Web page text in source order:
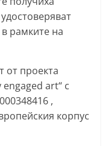
рамките на
от проекта
art“ с
,
корпус